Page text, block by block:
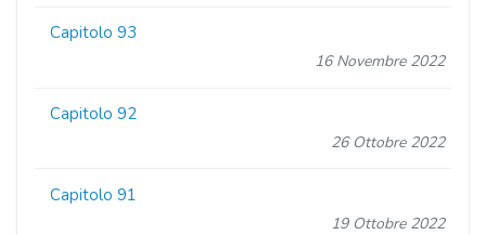
Capitolo 93
16 Novembre 2022
Capitolo 92
26 Ottobre 2022
Capitolo 91
19 Ottobre 2022